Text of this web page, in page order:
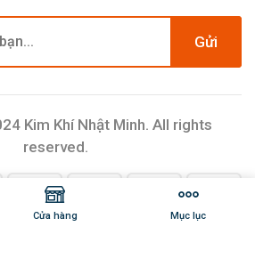
Cửa hàng Mục lục
Gửi
Kim Khí Nhật Minh. All rights
reserved.